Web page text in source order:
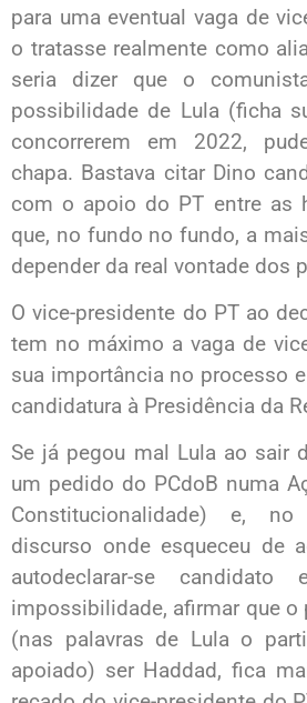
para uma eventual vaga de
o tratasse realmente como
seria dizer que o
possibilidade de Lula (ficha
concorrerem em 2022,
chapa. Bastava citar Dino
com o apoio do PT entre as
que, no fundo no fundo, a
depender da real vontade dos
O vice-presidente do PT ao
tem no máximo a vaga de
sua importância no processo
candidatura à Presidência da
Se já pegou mal Lula ao sair
um pedido do PCdoB numa
Constitucionalidade) e,
discurso onde esqueceu de
autodeclarar-se
impossibilidade, afirmar que o
(nas palavras de Lula o
apoiado) ser Haddad, fica